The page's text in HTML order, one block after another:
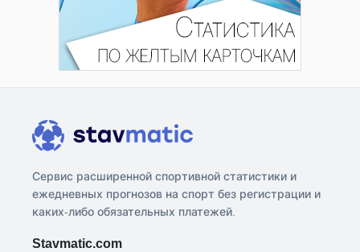
Сервис расширенной спортивной статистики и
ежедневных прогнозов на спорт без регистрации и
каких-либо обязательных платежей.
Stavmatic.com